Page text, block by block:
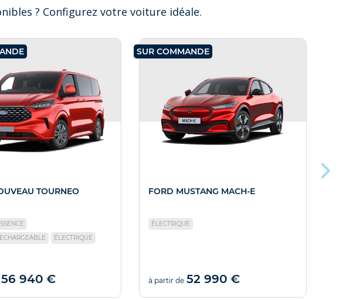
? Configurez votre voiture idéale.
TOURNEO
ÉLECTRIQUE
56 940 €
SUR COMMANDE
FORD MUSTANG MACH-E
ÉLECTRIQUE
à partir de 52 990 €